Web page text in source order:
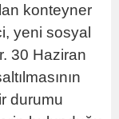
konteyner
yeni sosyal
30 Haziran
durumu